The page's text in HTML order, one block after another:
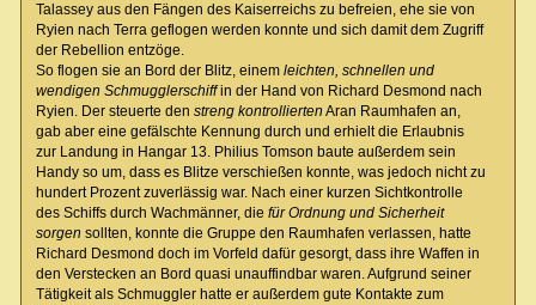
Talassey aus den Fängen des Kaiserreichs zu befreien, ehe sie von
Ryien nach Terra geflogen werden konnte und sich damit dem Zugriff
der Rebellion entzöge.
So flogen sie an Bord der Blitz, einem leichten, schnellen und
wendigen Schmugglerschiffin der Hand von Richard Desmond nach
Ryien. Der steuerte den streng kontrollierten Aran Raumhafen an,
gab aber eine gefälschte Kennung durch und erhielt die Erlaubnis
zur Landung in Hangar 13. Philius Tomson baute außerdem sein
Handy so um, dass es Blitze verschießen konnte, was jedoch nicht zu
hundert Prozent zuverlässig war. Nach einer kurzen Sichtkontrolle
des Schiffs durch Wachmänner, die für Ordnung und Sicherheit
sorgen sollten, konnte die Gruppe den Raumhafen verlassen, hatte
Richard Desmond doch im Vorfeld dafür gesorgt, dass ihre Waffen in
den Verstecken an Bord quasi unauffindbar waren. Aufgrund seiner
Tätigkeit als Schmuggler hatte er außerdem gute Kontakte zum